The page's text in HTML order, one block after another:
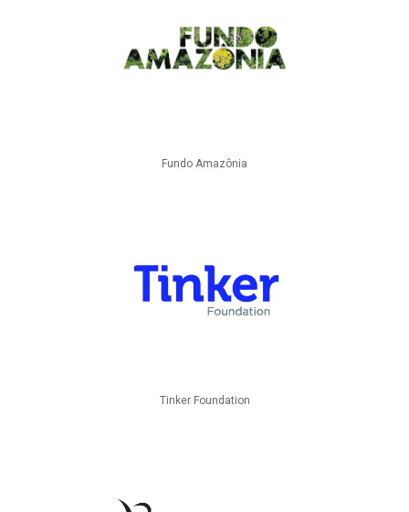
Fundo Amazônia
Tinker Foundation